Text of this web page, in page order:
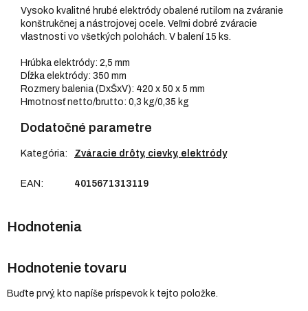
Vysoko kvalitné hrubé elektródy obalené rutilom na zváranie
konštrukčnej a nástrojovej ocele. Veľmi dobré zváracie
vlastnosti vo všetkých polohách. V balení 15 ks.
Hrúbka elektródy: 2,5 mm
Dĺžka elektródy: 350 mm
Rozmery balenia (DxŠxV): 420 x 50 x 5 mm
Hmotnosť netto/brutto: 0,3 kg/0,35 kg
Dodatočné parametre
Kategória: Zváracie drôty, cievky, elektródy
EAN : 4015671313119
Hodnotenie tovaru
Buďte prvý, kto napíše príspevok k tejto položke.